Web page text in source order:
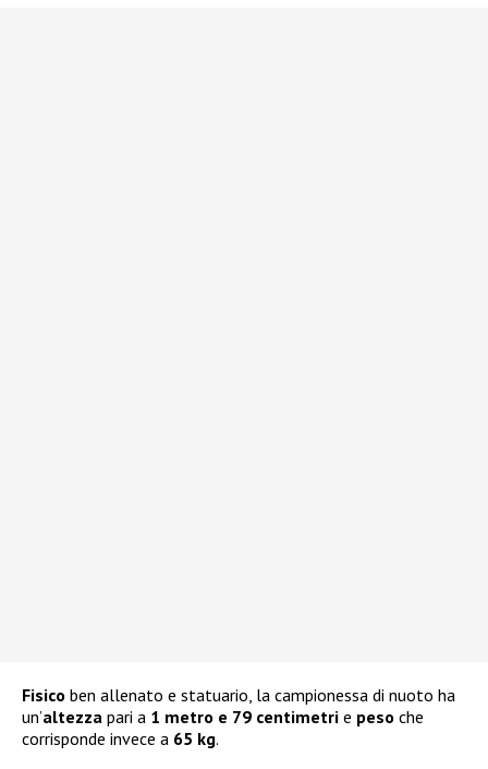
Fisico ben allenato e statuario, la campionessa di nuoto ha
un’altezza pari a 1 metro e 79 centimetri e peso che
corrisponde invece a 65 kg.